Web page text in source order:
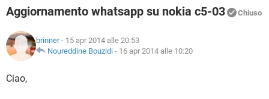
INSTAGRAM WHATSAPP
TIKTOK
HARDWARE
INSTAGRAM
TIKTOK
HARDWARE
COVID-19 GAMING
INTRATTENIMENTO
iOS WINDOWS 10
INSTAGRAM
FORUM
COVID-19
INTRATTENIMENTO
iOS
GLOSSARIO
COVID-19
Aggiornamento whatsapp su nokia c5-03 Chiuso
brinner- 15 apr 2014 alle 20:53
Noureddine Bouzidi - 16 apr 2014 alle 10:20
Ciao,